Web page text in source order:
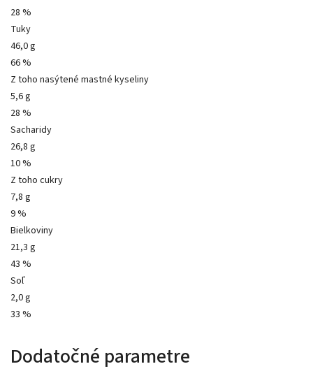
28 %
Tuky
46,0 g
66 %
Z toho nasýtené mastné kyseliny
5,6 g
28 %
Sacharidy
26,8 g
10 %
Z toho cukry
7,8 g
9 %
Bielkoviny
21,3 g
43 %
Soľ
2,0 g
33 %
Dodatočné parametre